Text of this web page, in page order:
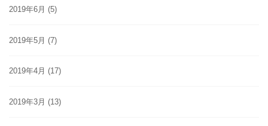
2019年6月 (5)
2019年5月 (7)
2019年4月 (17)
2019年3月 (13)